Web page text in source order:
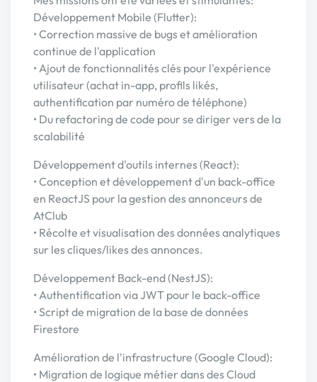
Développement Mobile (Flutter):
• Correction massive de bugs et amélioration
continue de l'application
• Ajout de fonctionnalités clés pour l'expérience
utilisateur (achat in-app, profils likés,
authentification par numéro de téléphone)
• Du refactoring de code pour se diriger vers de la
scalabilité
Développement d'outils internes (React):
• Conception et développement d'un back-office
en ReactJS pour la gestion des annonceurs de
AtClub
• Récolte et visualisation des données analytiques
sur les cliques/likes des annonces.
Développement Back-end (NestJS):
• Authentification via JWT pour le back-office
• Script de migration de la base de données
Firestore
Amélioration de l'infrastructure (Google Cloud):
• Migration de logique métier dans des Cloud